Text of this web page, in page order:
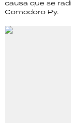
causa que se
Comodoro Py.